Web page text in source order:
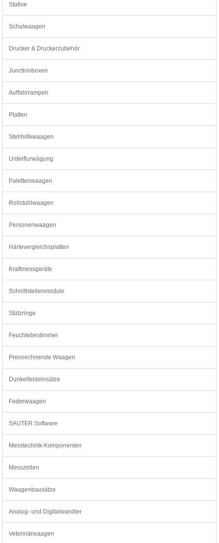
Stative
Schulwaagen
Drucker & Druckerzubehör
Junctionboxen
Auffahrrampen
Platten
Stehhilfewaagen
Unterflurwägung
Palettenwaagen
Rollstuhlwaagen
Personenwaagen
Härtevergleichsplatten
Kraftmessgeräte
Schnittstellenmodule
Stützringe
Feuchtebestimmer
Preisrechnende Waagen
Dunkelfeldeinsätze
Federwaagen
SAUTER Software
Messtechnik-Komponenten
Messzellen
Waagenbausätze
Analog- und Digitalwandler
Veterinärwaagen